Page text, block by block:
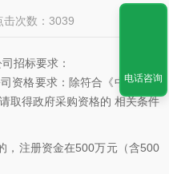
击次数：3039
招标要求：
格要求：除符合《中华人民
取得政府采购资格的 相关条件
，注册资金在500万元（含500
电话咨询